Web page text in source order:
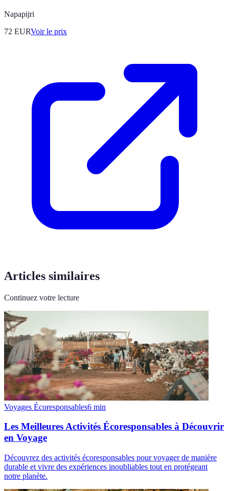
Napapijri
72 EURVoir le prix
Articles similaires
Continuez votre lecture
Voyages Écoresponsables6 min
Les Meilleures Activités Écoresponsables à Découvrir
en Voyage
Découvrez des activités écoresponsables pour voyager de manière
durable et vivre des expériences inoubliables tout en protégeant
notre planète.